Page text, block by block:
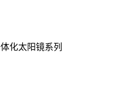
化太阳镜系列